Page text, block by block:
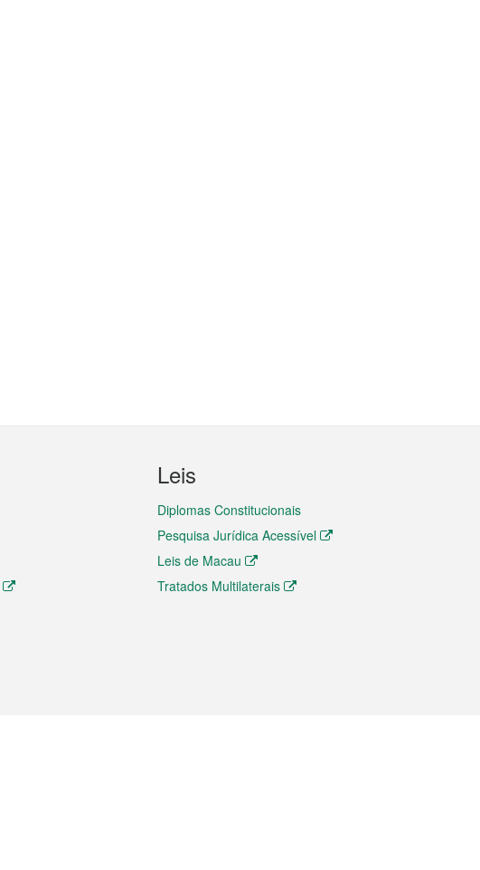
Leis
Diplomas Constitucionais
Pesquisa Jurídica Acessível
Leis de Macau
Tratados Multilaterais